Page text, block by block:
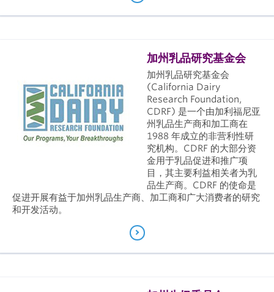
加州乳品研究基金会
加州乳品研究基金会
(California Dairy
Research Foundation,
CDRF) 是一个由加利福尼亚
州乳品生产商和加工商在
1988 年成立的非营利性研
究机构。CDRF 的大部分资
金用于乳品促进和推广项
目，其主要利益相关者为乳
品生产商。CDRF 的使命是
促进开展有益于加州乳品生产商、加工商和广大消费者的研究
和开发活动。